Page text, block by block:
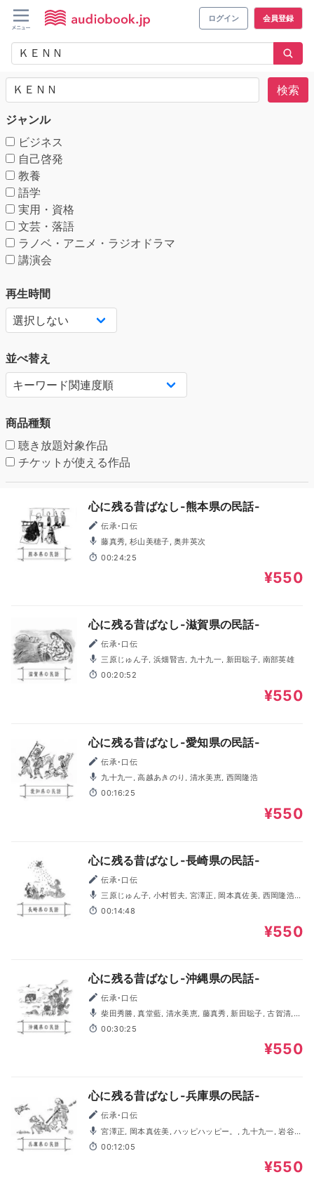
ログイン 会員登録
検索
ジャンル
ビジネス
自己啓発
教養
語学
実用・資格
文芸・落語
ラノベ・アニメ・ラジオドラマ
講演会
再生時間
並べ替え
商品種類
聴き放題対象作品
チケットが使える作品
心に残る昔ばなし-熊本県の民話-
伝承･口伝
藤真秀, 杉山美穂子, 奥井英次
00:24:25
¥550
心に残る昔ばなし-滋賀県の民話-
伝承･口伝
三原じゅん子, 浜畑賢吉, 九十九一, 新田聡子, 南部英雄
00:20:52
¥550
心に残る昔ばなし-愛知県の民話-
伝承･口伝
九十九一, 高越あきのり, 清水美恵, 西岡隆浩
00:16:25
¥550
心に残る昔ばなし-長崎県の民話-
伝承･口伝
三原じゅん子, 小村哲夫, 宮澤正, 岡本真佐美, 西岡隆浩,
岩谷健司
00:14:48
¥550
心に残る昔ばなし-沖縄県の民話-
伝承･口伝
柴田秀勝, 真堂藍, 清水美恵, 藤真秀, 新田聡子, 古賀清,
岩谷健司
00:30:25
¥550
心に残る昔ばなし-兵庫県の民話-
伝承･口伝
宮澤正, 岡本真佐美, ハッピハッピー。, 九十九一, 岩谷健
司, 新田聡子, 岡部たかし, 西岡隆浩
00:12:05
¥550